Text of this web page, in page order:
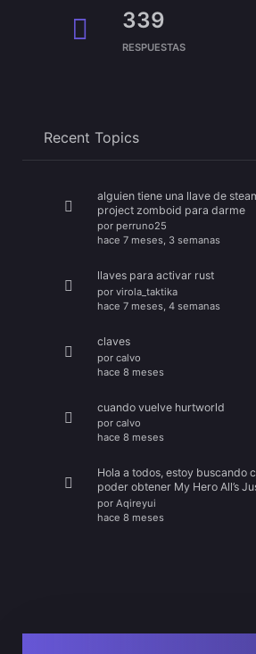
339
RESPUESTAS
Recent Topics
alguien tiene una llave de
project zomboid para darme
por perruno25
hace 7 meses, 3 semanas
llaves para activar rust
por virola_taktika
hace 7 meses, 4 semanas
claves
por calvo
hace 8 meses
cuando vuelve hurtworld
por calvo
hace 8 meses
Hola a todos, estoy buscando
poder obtener My Hero All’s
por Aqireyui
hace 8 meses